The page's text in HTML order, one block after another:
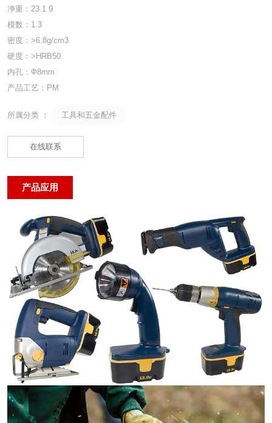
净重：23.1 9
模数：1.3
密度：>6.8g/cm3
硬度：>HRB50
内孔：Ф8mm
产品工艺：PM
所属分类 ： 工具和五金配件
在线联系
产品应用